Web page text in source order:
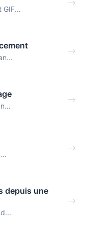
GIF...
depuis une